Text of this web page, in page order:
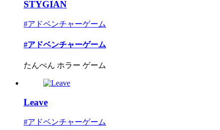
STYGIAN
#アドベンチャーゲーム
#アドベンチャーゲーム
たんぺん ホラー ゲーム
Leave
#アドベンチャーゲーム